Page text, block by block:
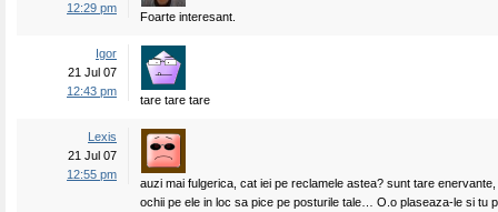
12:29 pm
Foarte interesant.
Igor
21 Jul 07
12:43 pm
tare tare tare
Lexis
21 Jul 07
12:55 pm
auzi mai fulgerica, cat iei pe reclamele astea? sunt tare
ochii pe ele in loc sa pice pe posturile tale… O.o plaseaza-le si tu